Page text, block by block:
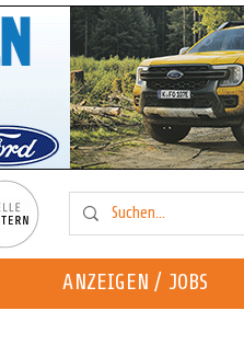
ANZEIGEN / JOBS